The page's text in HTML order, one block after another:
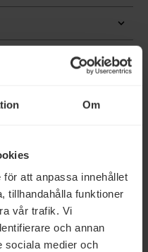
Om
att anpassa innehållet
tillhandahålla funktioner
vår trafik. Vi
och annan
sociala medier och